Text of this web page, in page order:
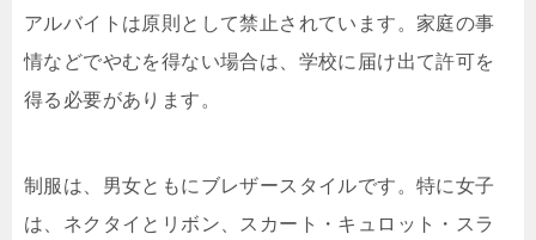
アルバイトは原則として禁止されています。家庭の事
情などでやむを得ない場合は、学校に届け出て許可を
得る必要があります。
制服は、男女ともにブレザースタイルです。特に女子
は、ネクタイとリボン、スカート・キュロット・スラ